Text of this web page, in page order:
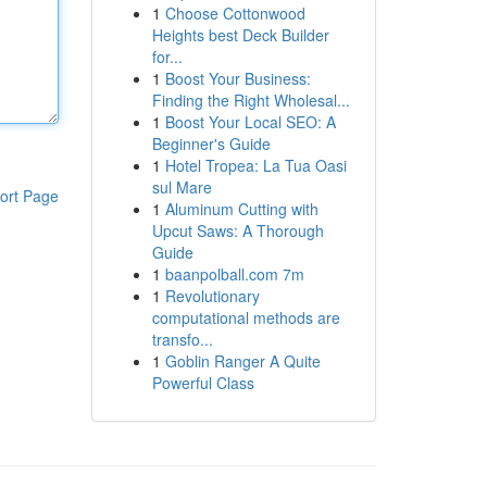
Page
1 Choose Cottonwood
Heights best Deck Builder
for...
1 Boost Your Business:
Finding the Right Wholesal...
1 Boost Your Local SEO: A
Beginner's Guide
1 Hotel Tropea: La Tua Oasi
sul Mare
1 Aluminum Cutting with
Upcut Saws: A Thorough
Guide
1 baanpolball.com 7m
1 Revolutionary
computational methods are
transfo...
1 Goblin Ranger A Quite
Powerful Class